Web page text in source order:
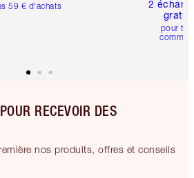
59 € d'achats
2
pour
RECEVOIR DES
nos produits, offres et conseils